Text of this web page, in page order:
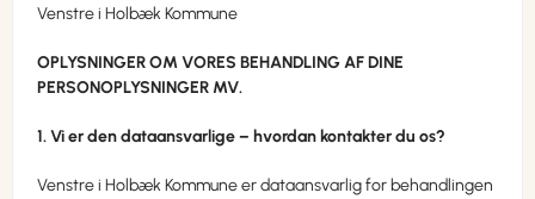
Venstre i Holbæk Kommune
OPLYSNINGER OM VORES BEHANDLING AF DINE
PERSONOPLYSNINGER MV.
1. Vi er den dataansvarlige – hvordan kontakter du os?
Venstre i Holbæk Kommune er dataansvarlig for behandlingen